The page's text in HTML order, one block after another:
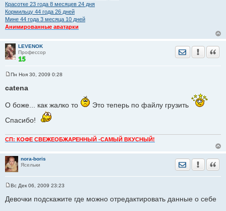
Красотке 23 годa 8 месяцев 24 дня
Кормильцу 44 годa 26 дней
Мине 44 годa 3 месяца 10 дней
Анимированные аватарки
LEVENOK
Профессор
Отправить
о
щ
и
Пн Ноя 30, 2009 0:28
catena
О боже... как жалко то
Это теперь по файлу грузить
Спасибо!
СП: КОФЕ СВЕЖЕОБЖАРЕННЫЙ -САМЫЙ ВКУСНЫЙ!
nora-boris
Ясельки
Отправить
о
Вс Дек 06, 2009 23:23
Девочки подскажите где можно отредактировать данные о себе